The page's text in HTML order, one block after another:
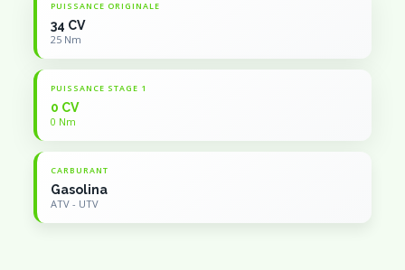
PUISSANCE ORIGINALE
34 CV
25 Nm
PUISSANCE STAGE 1
0 CV
0 Nm
CARBURANT
Gasolina
ATV - UTV